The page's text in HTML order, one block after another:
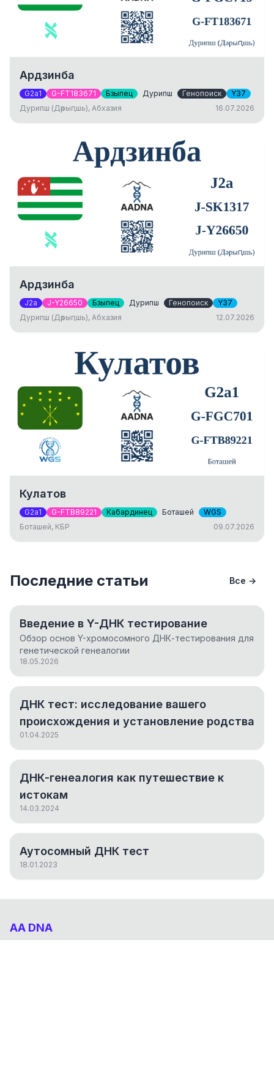
Ардзинба
G2a1 G-FT183671 Бзыпец Дурипш Генопоиск
Y37
Дурипш (Дәрыԥшь), Абхазия
16.07.2026
Ардзинба
J2a J-Y26650 Бзыпец Дурипш Генопоиск
Y37
Дурипш (Дәрыԥшь), Абхазия
12.07.2026
Кулатов
G2a1 G-FTB89221 Кабардинец Боташей
WGS
Боташей, КБР
09.07.2026
Последние статьи Все →
Введение в Y-ДНК тестирование
Обзор основ Y-хромосомного ДНК-тестирования для
генетической генеалогии
18.05.2026
ДНК тест: исследование вашего
происхождения и установление родства
01.04.2025
ДНК-генеалогия как путешествие к
истокам
14.03.2024
Аутосомный ДНК тест
18.01.2023
AA DNA